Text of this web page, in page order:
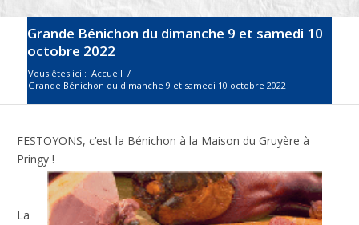
Grande Bénichon du dimanche 9 et samedi 10
octobre 2022
Vous êtes ici : Accueil /
Grande Bénichon du dimanche 9 et samedi 10 octobre 2022
FESTOYONS, c’est la Bénichon à la Maison du Gruyère à
Pringy !
La